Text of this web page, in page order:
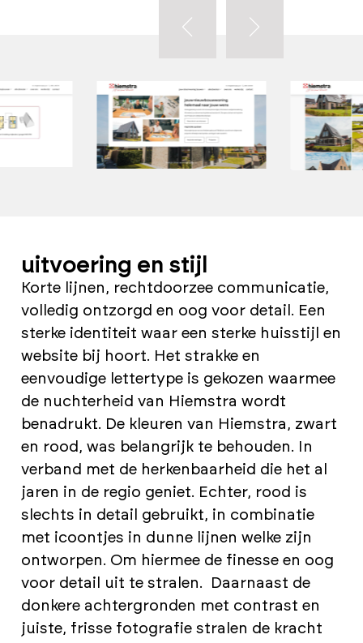
uitvoering en stijl
Korte lijnen, rechtdoorzee communicatie,
volledig ontzorgd en oog voor detail. Een
sterke identiteit waar een sterke huisstijl en
website bij hoort. Het strakke en
eenvoudige lettertype is gekozen waarmee
de nuchterheid van Hiemstra wordt
benadrukt. De kleuren van Hiemstra, zwart
en rood, was belangrijk te behouden. In
verband met de herkenbaarheid die het al
jaren in de regio geniet. Echter, rood is
slechts in detail gebruikt, in combinatie
met icoontjes in dunne lijnen welke zijn
ontworpen. Om hiermee de finesse en oog
voor detail uit te stralen. Daarnaast de
donkere achtergronden met contrast en
juiste, frisse fotografie stralen de kracht